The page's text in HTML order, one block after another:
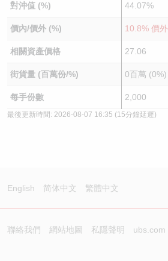
對沖值 (%) 44.07%
價內/價外 (%) 10.8% 價外
相關資產價格 27.06
街貨量 (百萬份/%) 0百萬 (0%)
每手份數 2,000
最後更新時間: 2026-08-07 16:35 (15分鐘延遲)
English 简体中文 繁體中文
聯絡我們 網站地圖 私隱聲明 ubs.com